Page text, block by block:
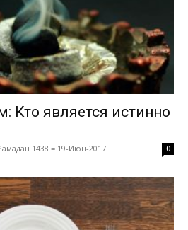
Кто является истинно
1438 = 19-Июн-2017 0